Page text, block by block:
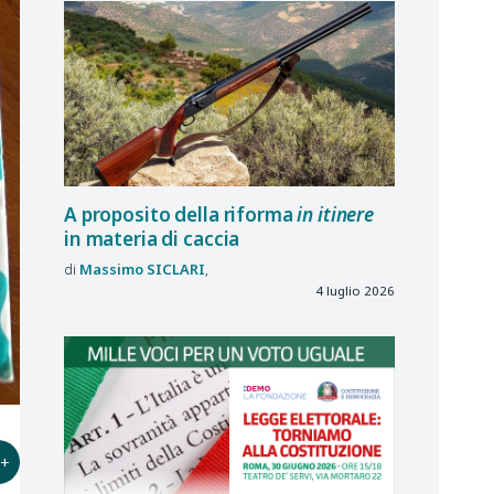
A proposito della riformain itinere
in materia di caccia
Massimo SICLARI
4 luglio 2026